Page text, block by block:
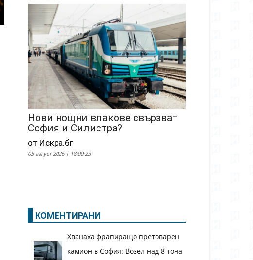
Нови нощни влакове свързват
София и Силистра?
от Искра.бг
05 август 2026 | 18:00:23
КОМЕНТИРАНИ
Хванаха фрапиращо претоварен
камион в София: Возел над 8 тона